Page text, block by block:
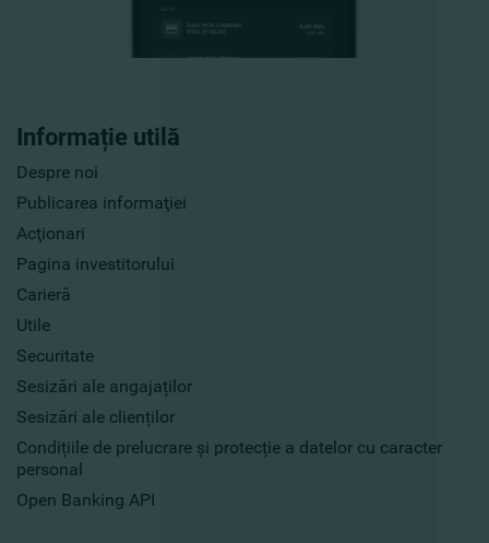
Informație utilă
Despre noi
Publicarea informaţiei
Acţionari
Pagina investitorului
Carieră
Utile
Securitate
Sesizări ale angajaților
Sesizări ale clienților
Condițiile de prelucrare și protecție a datelor cu caracter
personal
Open Banking API